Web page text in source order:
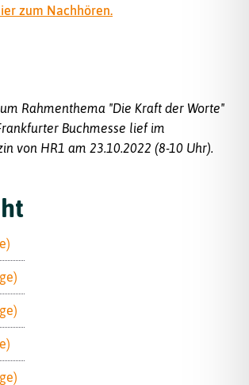
zum Nachhören.
Rahmenthema "Die Kraft der Worte"
Buchmesse lief im
von HR1 am 23.10.2022 (8-10 Uhr).